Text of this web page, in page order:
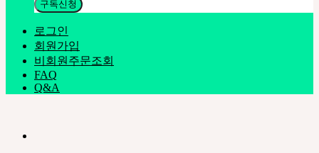
로그인
회원가입
비회원주문조회
FAQ
Q&A